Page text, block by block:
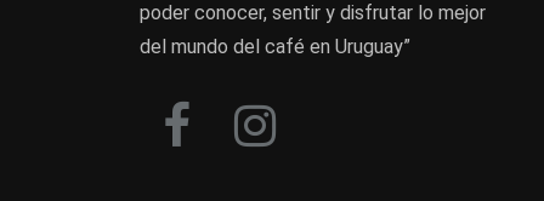
poder conocer, sentir y disfrutar lo mejor
del mundo del café en Uruguay”